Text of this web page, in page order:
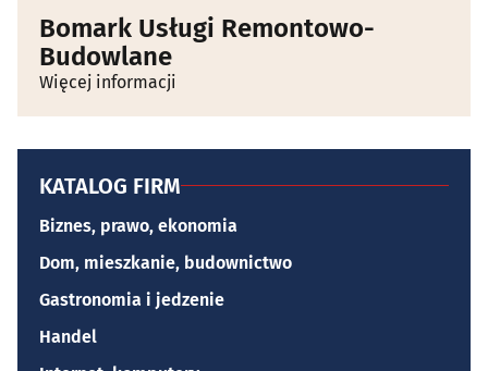
Bomark Usługi Remontowo-
Budowlane
Więcej informacji
KATALOG FIRM
Biznes, prawo, ekonomia
Dom, mieszkanie, budownictwo
Gastronomia i jedzenie
Handel